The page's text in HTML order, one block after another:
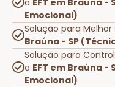
Emocional)
Solução para
Braúna - SP
Solução para
a EFT em Braúna -
Emocional)